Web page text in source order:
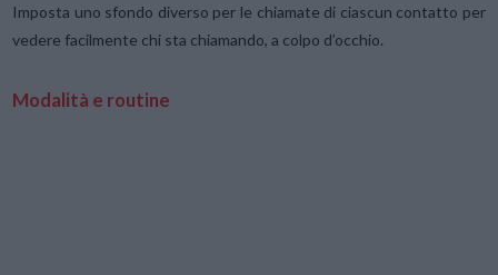
Imposta uno sfondo diverso per le chiamate di ciascun contatto per
vedere facilmente chi sta chiamando, a colpo d’occhio.
Modalità e routine